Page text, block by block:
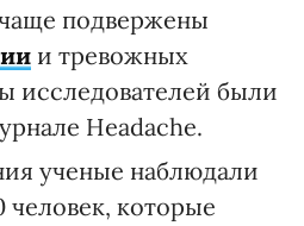
подвержены
и тревожных
исследователей были
Headache.
ученые наблюдали
человек, которые